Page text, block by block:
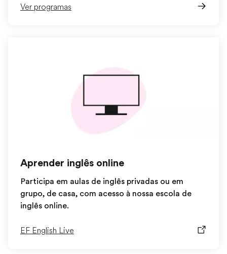
Ver programas
Aprender inglês online
Participa em aulas de inglês privadas ou em
grupo, de casa, com acesso à nossa escola de
inglês online.
EF English Live